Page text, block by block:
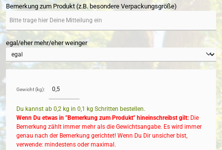
Bemerkung zum Produkt (z.B. besondere Verpackungsgröße)
egal/eher mehr/eher weinger
Gewicht (kg):
Du kannst ab 0,2 kg in 0,1 kg Schritten bestellen.
Wenn Du etwas in "Bemerkung zum Produkt" hineinschreibst gilt: Die
Bemerkung zählt immer mehr als die Gewichtsangabe. Es wird immer
genau nach der Bemerkung gerichtet! Wenn Du Dir unsicher bist,
verwende: mindestens oder maximal.